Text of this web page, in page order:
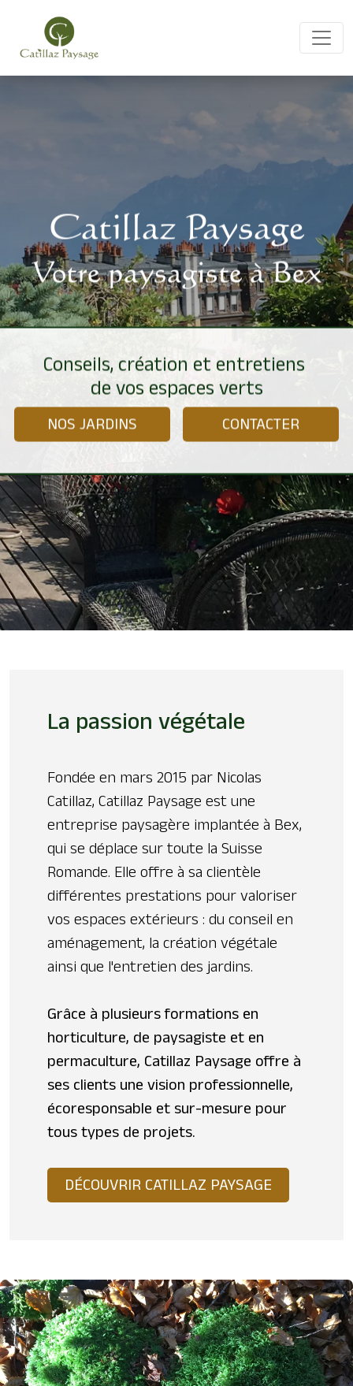
Catillaz Paysage
Votre paysagiste à Bex
Conseils, création et entretiens
de vos espaces verts
NOS JARDINS CONTACTER
La passion végétale
Fondée en mars 2015 par Nicolas
Catillaz, Catillaz Paysage est une
entreprise paysagère implantée à Bex,
qui se déplace sur toute la Suisse
Romande. Elle offre à sa clientèle
différentes prestations pour valoriser
vos espaces extérieurs : du conseil en
aménagement, la création végétale
ainsi que l'entretien des jardins.
Grâce à plusieurs formations en
horticulture, de paysagiste et en
permaculture, Catillaz Paysage offre à
ses clients une vision professionnelle,
écoresponsable et sur-mesure pour
tous types de projets.
DÉCOUVRIR CATILLAZ PAYSAGE